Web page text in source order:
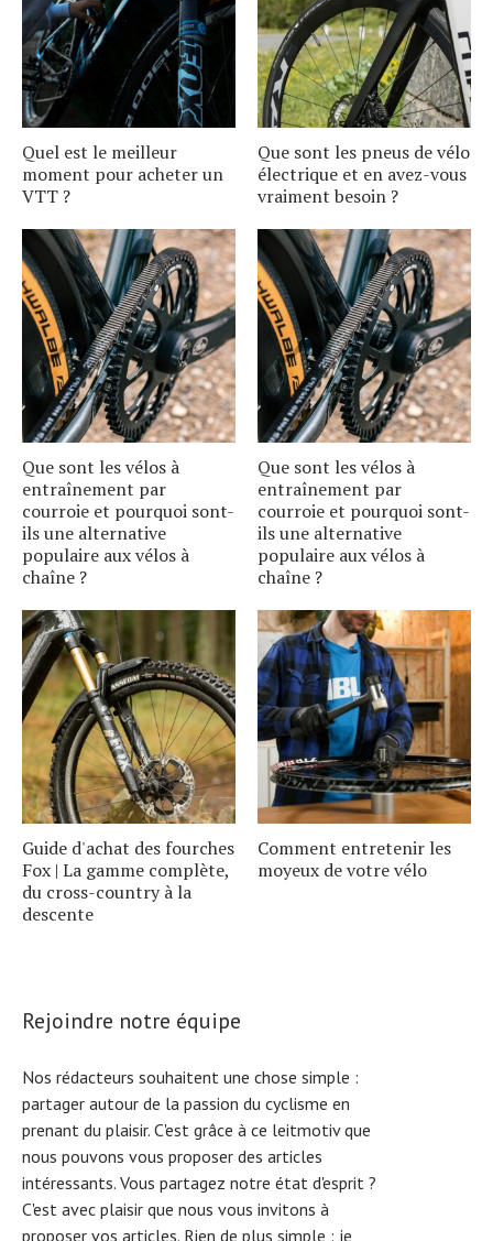
Quel est le meilleur
moment pour acheter un
VTT ?
Que sont les pneus de vélo
électrique et en avez-vous
vraiment besoin ?
Que sont les vélos à
entraînement par
courroie et pourquoi sont-
ils une alternative
populaire aux vélos à
chaîne ?
Que sont les vélos à
entraînement par
courroie et pourquoi sont-
ils une alternative
populaire aux vélos à
chaîne ?
Guide d'achat des fourches
Fox | La gamme complète,
du cross-country à la
descente
Comment entretenir les
moyeux de votre vélo
Rejoindre notre équipe
Nos rédacteurs souhaitent une chose simple :
partager autour de la passion du cyclisme en
prenant du plaisir. C'est grâce à ce leitmotiv que
nous pouvons vous proposer des articles
intéressants. Vous partagez notre état d'esprit ?
C'est avec plaisir que nous vous invitons à
proposer vos articles. Rien de plus simple : je